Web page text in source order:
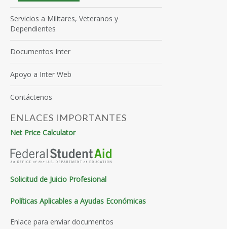
Servicios a Militares, Veteranos y
Dependientes
Documentos Inter
Apoyo a Inter Web
Contáctenos
ENLACES IMPORTANTES
Net Price Calculator
Solicitud de Juicio Profesional
Políticas Aplicables a Ayudas Económicas
Enlace para enviar documentos